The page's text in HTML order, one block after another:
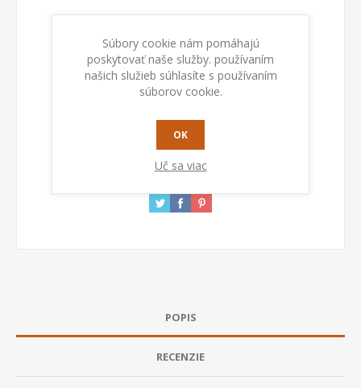
Kod: 990703
PRIDAŤ DO KOŠÍKA
POPIS
RECENZIE
Súbory cookie nám pomáhajú
poskytovať naše služby. používaním
našich služieb súhlasíte s používaním
súborov cookie.
OK
Uč sa viac